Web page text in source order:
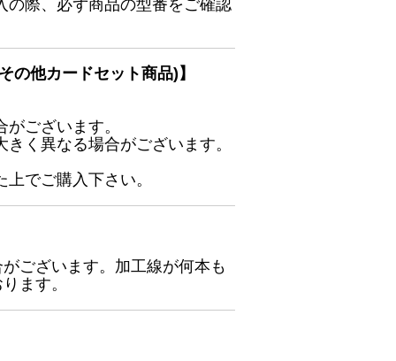
の際、必ず商品の型番をご確認
の他カードセット商品)】
ございます。
く異なる場合がございます。
でご購入下さい。
ございます。加工線が何本も
ます。